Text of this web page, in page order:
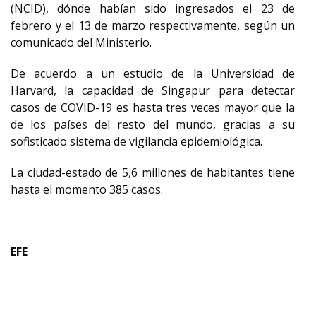
(NCID), dónde habían sido ingresados el 23 de
febrero y el 13 de marzo respectivamente, según un
comunicado del Ministerio.
De acuerdo a un estudio de la Universidad de
Harvard, la capacidad de Singapur para detectar
casos de COVID-19 es hasta tres veces mayor que la
de los países del resto del mundo, gracias a su
sofisticado sistema de vigilancia epidemiológica.
La ciudad-estado de 5,6 millones de habitantes tiene
hasta el momento 385 casos.
EFE